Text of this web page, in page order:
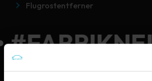
Flugrostentferner